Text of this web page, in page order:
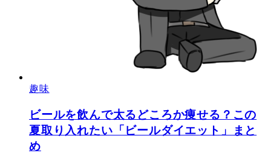
趣味
ビールを飲んで太るどころか痩せる？この
夏取り入れたい「ビールダイエット」まと
め